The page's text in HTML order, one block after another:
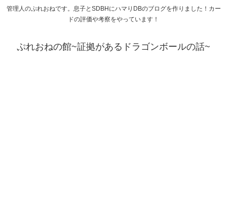
管理人のぷれおねです。息子とSDBHにハマりDBのブログを作りました！カー
ドの評価や考察をやっています！
ぷれおねの館~証拠があるドラゴンボールの話~